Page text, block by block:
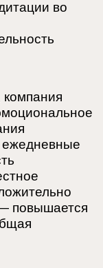
во
ежедневные
повышается